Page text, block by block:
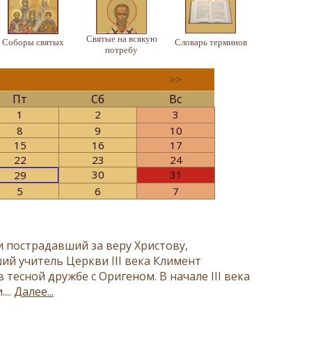
Соборы святых
Святые на всякую
потребу
Словарь терминов
>>
Пт Сб Вс
1 2
3
8 9
10
15 16
17
22 23
24
29 30
31
5 6 7
за веру Христову,
учитель Церкви III века Климент
тесной дружбе с Оригеном. В начале III века
Далее...